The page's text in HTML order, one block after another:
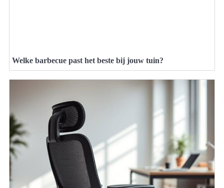
Welke barbecue past het beste bij jouw tuin?